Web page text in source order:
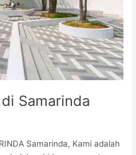
Samarinda
Samarinda, Kami adalah